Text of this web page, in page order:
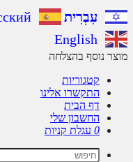
עִבְרִית Русский
English
נוסף בהצלחה
קטגוריות
התקשרו אלינו
דף הבית
החשבון שלי
עגלת קניות